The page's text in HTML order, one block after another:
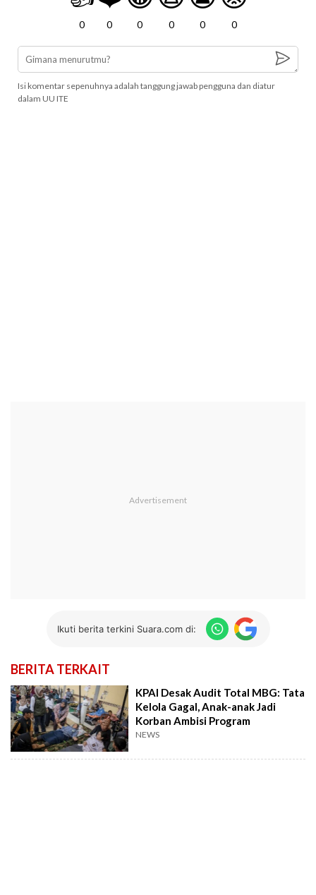
0 0 0 0 0 0
Isi komentar sepenuhnya adalah tanggung jawab pengguna dan diatur
dalam UU ITE
Ikuti berita terkini Suara.com di:
BERITA TERKAIT
KPAI Desak Audit Total MBG: Tata
Kelola Gagal, Anak-anak Jadi
Korban Ambisi Program
NEWS